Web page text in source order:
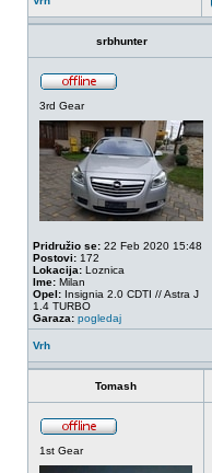
srbhunter
3rd Gear
Pridružio se: 22 Feb 2020 15:48
Postovi: 172
Lokacija: Loznica
Ime: Milan
Opel: Insignia 2.0 CDTI // Astra J
1.4 TURBO
Garaza: pogledaj
Vrh
Tomash
1st Gear